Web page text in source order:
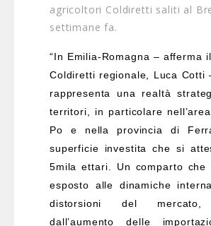
agricoltori Coldiretti saliti al
settimane fa.
“In Emilia-Romagna – afferma
Coldiretti regionale, Luca Cotti
rappresenta una realtà
territori, in particolare
Po e nella provincia di
superficie investita che si
5mila ettari. Un comparto che
esposto alle dinamiche
distorsioni del
dall’aumento delle